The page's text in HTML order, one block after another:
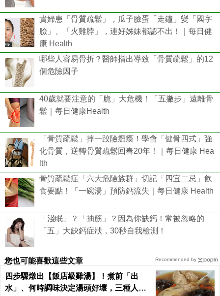
貴婦患「骨質疏鬆」，瓜子臉蛋「走鐘」變「國字
臉」、「火雞脖」，連好姊妹都認不出！｜每日健
康 Health
哪些人容易骨折？醫師指出導致「骨質疏鬆」的12
個危險因子
40歲就要注意的「脆」大危機！「五撇步」遠離骨
鬆｜每日健康Health
「骨質疏鬆」摔一跤險癱瘓！學會「健骨四式」強
化骨質，逆轉骨質疏鬆回春20年！｜每日健康 Hea
lth
骨質疏鬆症「六大危險族群」切記「四宜二忌」飲
食要點！「一碗湯」預防鈣流失｜每日健康 Health
「淺眠」？「抽筋」？因為你缺鈣！常被忽略的
「五」大缺鈣症狀，30秒自我檢測！
您也可能喜歡這些文章
四步驟燉出【飯店級雞湯】！煮前「出
水」、何時調味決定湯頭好壞，三種人不
Recommended by